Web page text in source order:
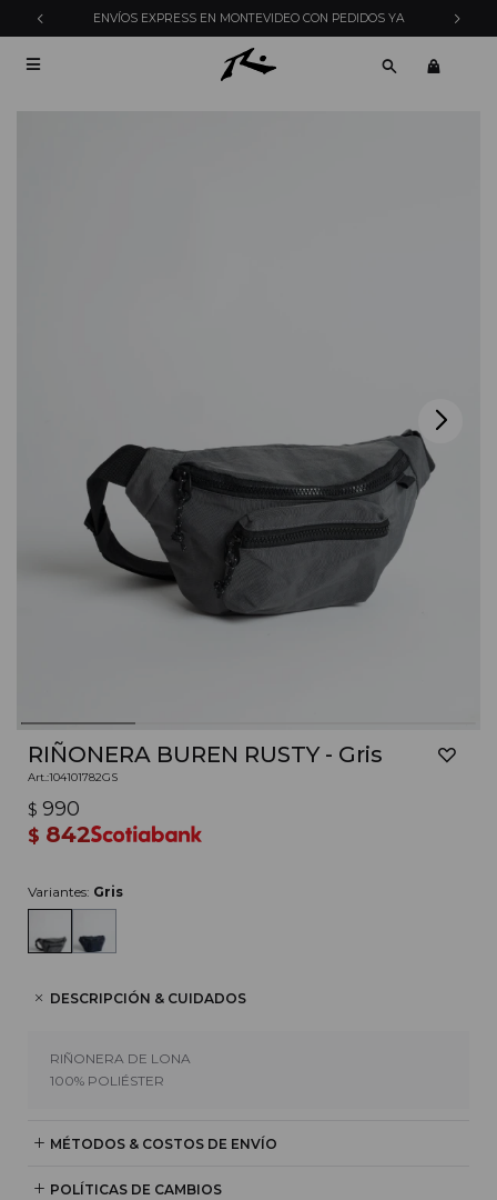
ENVÍOS EXPRESS EN MONTEVIDEO CON PEDIDOS YA

RIÑONERA BUREN RUSTY - Gris
104101782GS
$ 990
$ 842
Variantes: Gris
DESCRIPCIÓN & CUIDADOS
RIÑONERA DE LONA
100% POLIÉSTER
MÉTODOS & COSTOS DE ENVÍO
POLÍTICAS DE CAMBIOS